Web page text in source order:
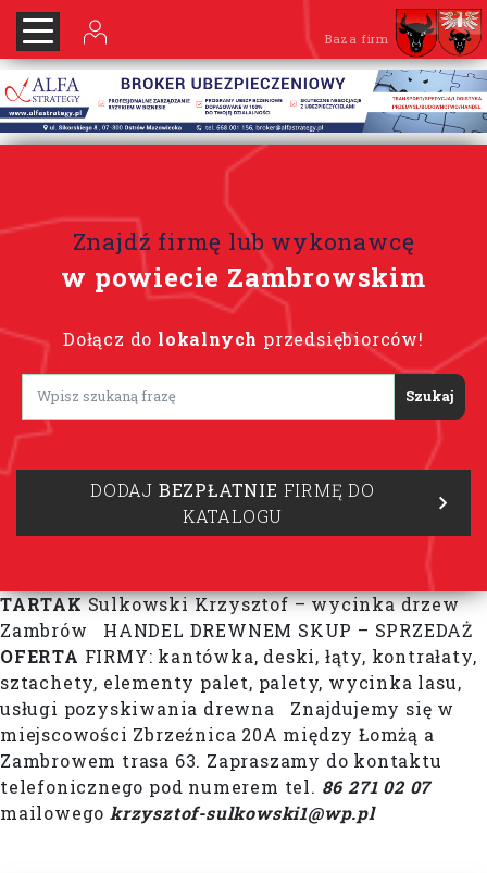
Baza firm
Znajdź firmę lub wykonawcę
w powiecie Zambrowskim
Dołącz do lokalnych przedsiębiorców!
Lorem ipsum
DODAJ BEZPŁATNIE FIRMĘ DO
KATALOGU
TARTAKSulkowski Krzysztof – wycinka drzew
Zambrów HANDEL DREWNEM SKUP – SPRZEDAŻ
OFERTA FIRMY: kantówka, deski, łąty, kontrałaty,
sztachety, elementy palet, palety, wycinka lasu,
usługi pozyskiwania drewna Znajdujemy się w
miejscowości Zbrzeźnica 20A między Łomżą a
Zambrowem trasa 63. Zapraszamy do kontaktu
telefonicznego pod numerem tel. 86 271 02 07
mailowegokrzysztof-sulkowski1@wp.pl